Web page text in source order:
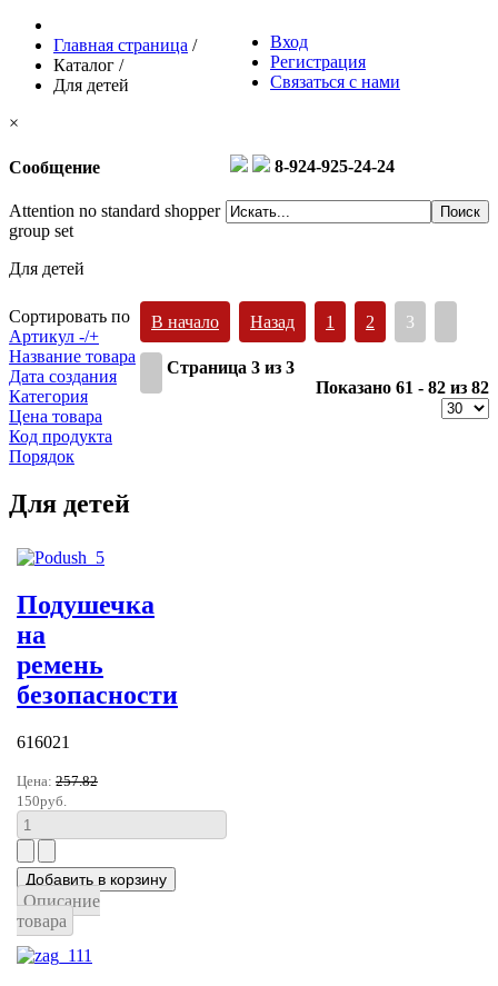
Вход
Регистрация
Связаться с нами
8-924-925-24-24
Главная страница /
Каталог /
Для детей
×
Сообщение
Attention no standard shopper
group set
Для детей
Сортировать по
Артикул -/+
Название товара
Дата создания
Категория
Цена товара
Код продукта
Порядок
В начало Назад 1 2 3
Страница 3 из 3
Показано 61 - 82 из 82
Для детей
Подушечка
на
ремень
безопасности
616021
Цена: 257.82
150руб.
Описание
товара